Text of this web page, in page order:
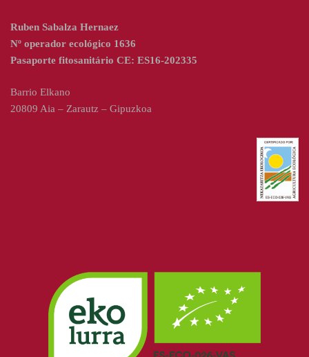
Ruben Sabalza Hernaez
Nº operador ecológico 1636
Pasaporte fitosanitário CE: ES16-202335
Barrio Elkano
20809 Aia – Zarautz – Gipuzkoa